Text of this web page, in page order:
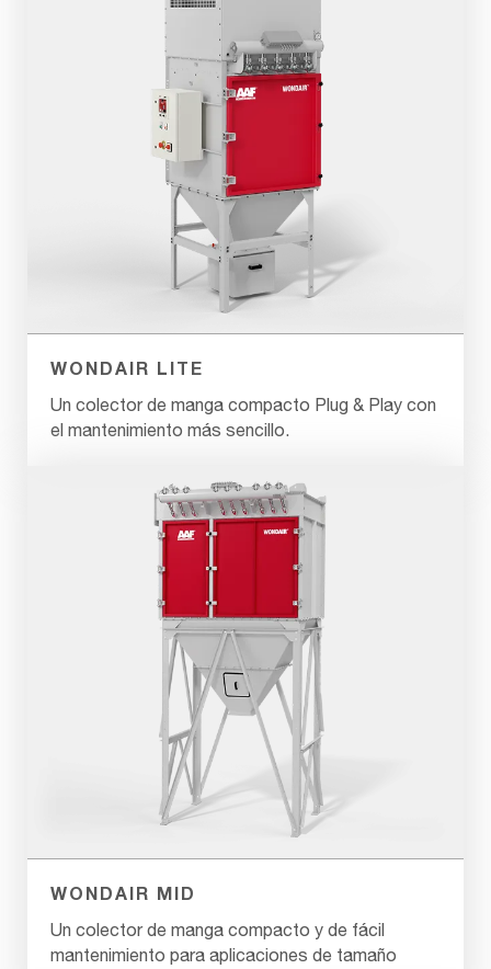
WONDAIR LITE
Un colector de manga compacto Plug & Play con
el mantenimiento más sencillo.
WONDAIR MID
Un colector de manga compacto y de fácil
mantenimiento para aplicaciones de tamaño